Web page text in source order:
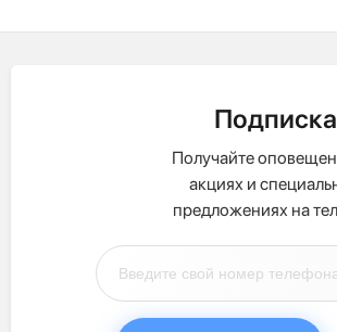
Подписка
Получайте
акциях и
предложениях на